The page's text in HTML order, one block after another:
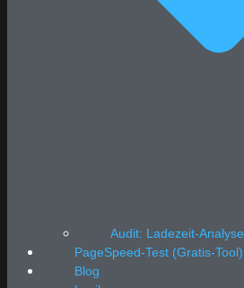
Audit: Ladezeit-Analyse
PageSpeed-Test (Gratis-Tool)
Blog